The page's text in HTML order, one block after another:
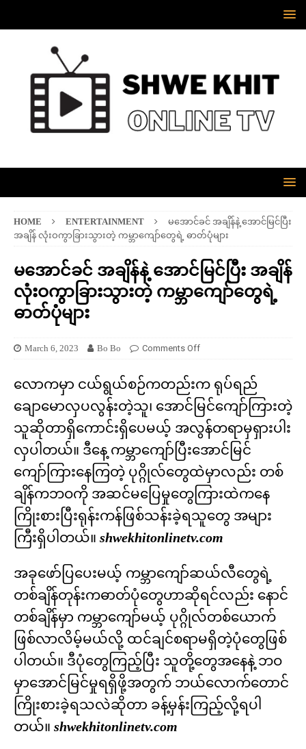
HOME ENTERTAINMENT
မအောင်ခင် အချိန်နဲ့ အောင်မြင်ပြီး
အချိန် လုံးဝကွာခြားသွားတဲ့ ကမ္ဘာကျော်တွေရဲ့ ဓာတ်ပုံများ
မအောင်ခင် အချိန်နဲ့ အောင်မြင်ပြီး အချိန်
လုံးဝကွာခြားသွားတဲ့ ကမ္ဘာကျော်တွေရဲ့
ဓာတ်ပုံများ
March 6, 2023 Bo Bo Comments Off
လောကမှာ ငယ်ရွယ်စဉ်ကတည်းက ရုပ်ရည်
ချောမောလှပလွန်းတဲ့သူ၊ အောင်မြင်ကျော်ကြားတဲ့
သူဆိုတာရှိကောင်းရှိပေမယ့် အလွန်တရာမှရှားပါး
လှပါတယ်။ ဒီနေ့ ကမ္ဘာကျော်ပြီးအောင်မြင်
ကျော်ကြားနေကြတဲ့ ပုဂ္ဂိုလ်တွေထဲမှာလည်း တစ်
ချိန်ကဘဝကို အဆင်မပြေမှုတွေကြားထဲကနေ
ကြိုးစားပြီးရုန်းကန်ဖြစ်သန်းခဲ့ရသူတွေ အများ
ကြီးရှိပါတယ်။ shwekhitonlinetv.com
အခုဖော်ပြပေးမယ့် ကမ္ဘာကျော်ဆယ်လီတွေရဲ့
တစ်ချိန်တုန်းကဓာတ်ပုံတွေဟာဆိုရင်လည်း နောင်
တစ်ချိန်မှာ ကမ္ဘာကျော်မယ့် ပုဂ္ဂိုလ်တစ်ယောက်
ဖြစ်လာလိမ့်မယ်လို့ ထင်ချင်စရာမရှိတဲ့ပုံတွေဖြစ်
ပါတယ်။ ဒီပုံတွေကြည့်ပြီး သူတို့တွေအနေနဲ့ ဘဝ
မှာအောင်မြင်မှုရရှိဖို့အတွက် ဘယ်လောက်တောင်
ကြိုးစားခဲ့ရသလဲဆိုတာ ခန့်မှန်းကြည့်လို့ရပါ
တယ်။ shwekhitonlinetv.com